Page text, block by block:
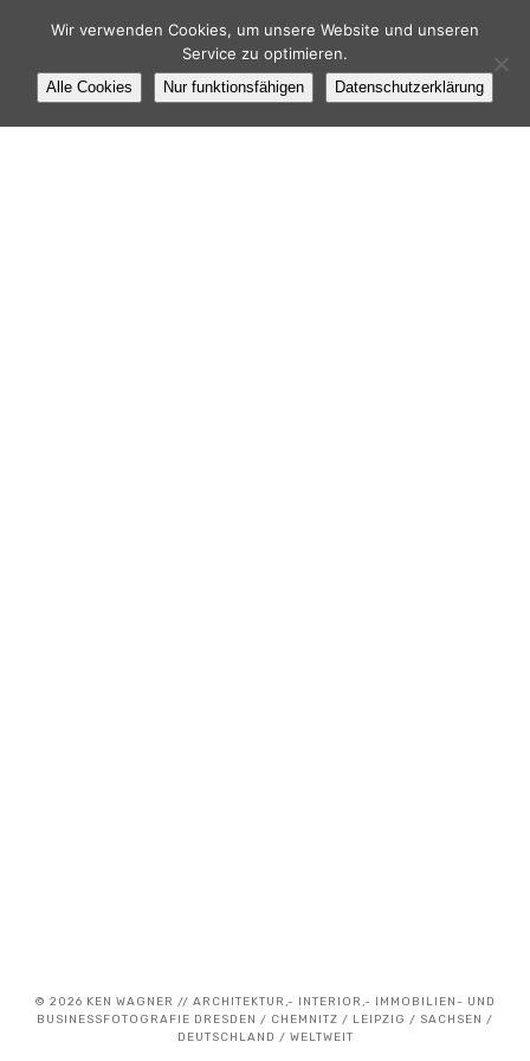
© 2026 KEN WAGNER // ARCHITEKTUR,- INTERIOR,- IMMOBILIEN- UND
BUSINESSFOTOGRAFIE DRESDEN / CHEMNITZ / LEIPZIG / SACHSEN /
DEUTSCHLAND / WELTWEIT
Wir verwenden Cookies, um unsere Website und unseren
Service zu optimieren.
Alle Cookies Nur funktionsfähigen Datenschutzerklärung